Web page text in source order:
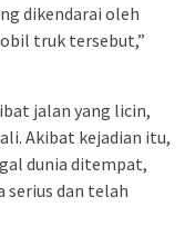
dikendarai oleh
truk tersebut,”
jalan yang licin,
Akibat kejadian itu,
dunia ditempat,
serius dan telah